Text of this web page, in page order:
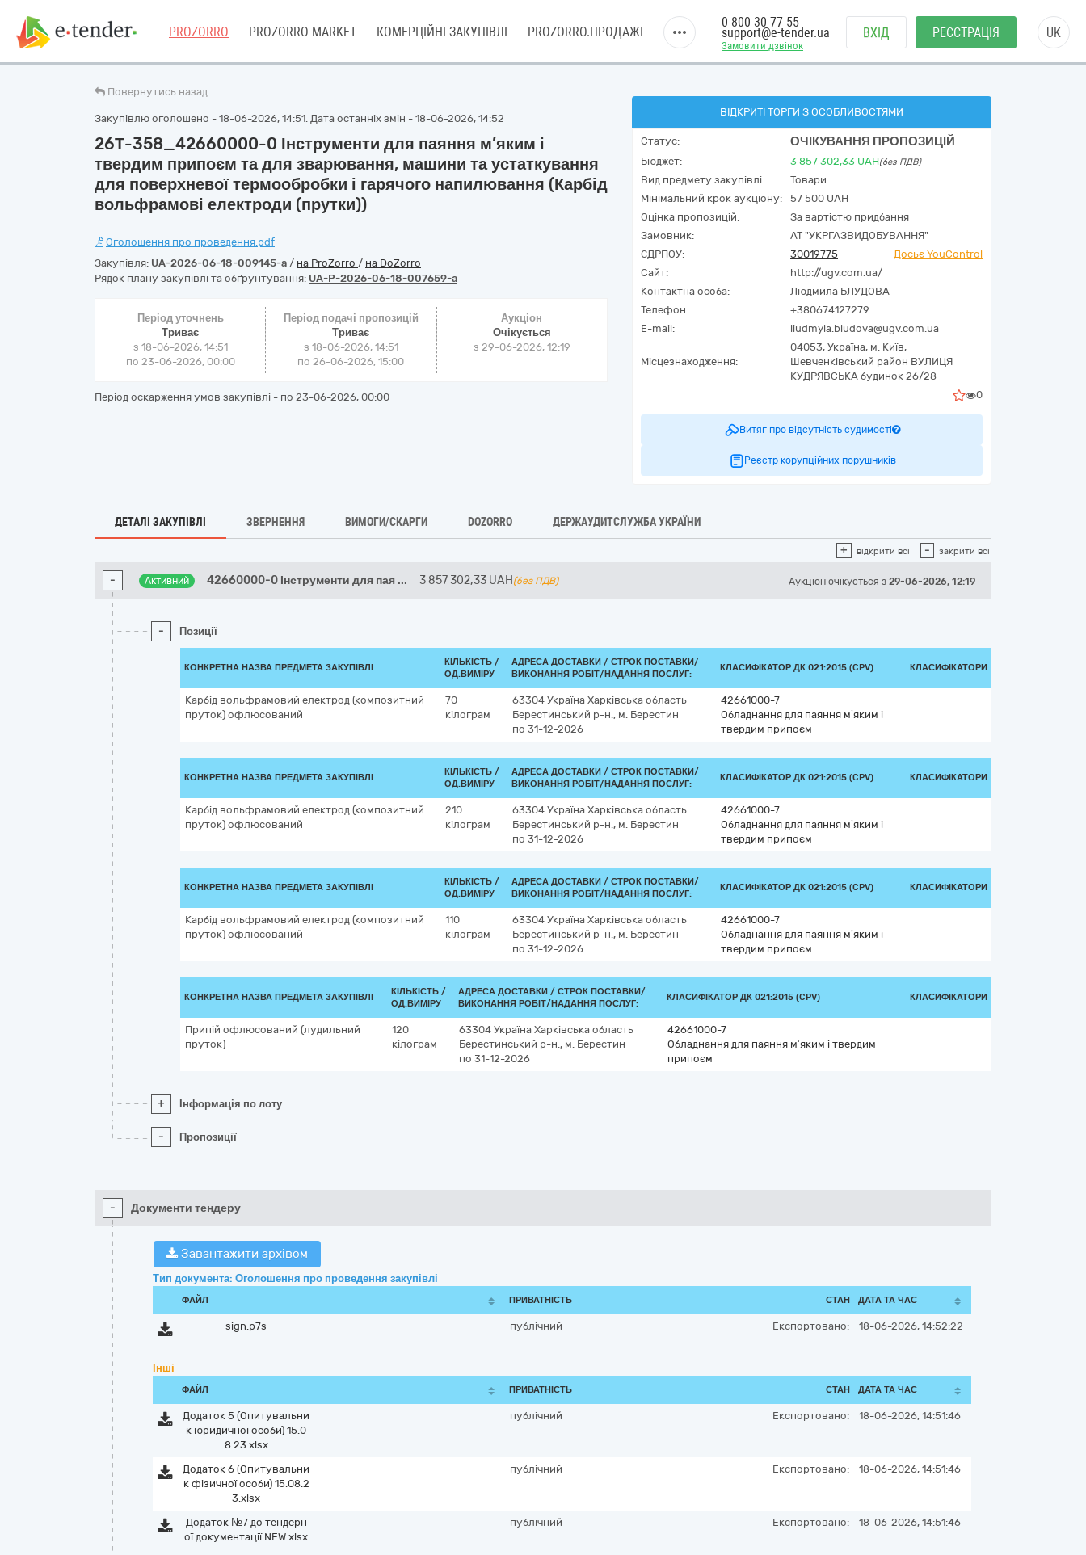
PROZORRO PROZORRO MARKET КОМЕРЦІЙНІ ЗАКУПІВЛІ PROZORRO.ПРОДАЖІ
Замовити дзвінок
0 800 30 77 55
support@e-tender.ua ВХІД РЕЄСТРАЦІЯ UK
Повернутись назад
Закупівлю оголошено - 18-06-2026, 14:51. Дата останніх змін - 18-06-2026, 14:52
26Т-358_42660000-0 Інструменти для паяння м’яким і
твердим припоєм та для зварювання, машини та устаткування
для поверхневої термообробки і гарячого напилювання (Карбід
вольфрамові електроди (прутки))
Оголошення про проведення.pdf
Закупівля: UA-2026-06-18-009145-a / на ProZorro / на DoZorro
Рядок плану закупівлі та обґрунтування: UA-P-2026-06-18-007659-a
Період уточнень
Триває
з 18-06-2026, 14:51
по 23-06-2026, 00:00
Період подачі пропозицій
Триває
з 18-06-2026, 14:51
по 26-06-2026, 15:00
Аукціон
Очікується
з 29-06-2026, 12:19
Період оскарження умов закупівлі - по 23-06-2026, 00:00
ВІДКРИТІ ТОРГИ З ОСОБЛИВОСТЯМИ
Статус: ОЧІКУВАННЯ ПРОПОЗИЦІЙ
Бюджет: 3 857 302,33 UAH(без ПДВ)
Вид предмету закупівлі:
Товари
Мінімальний крок аукціону:
57 500 UAH
Оцінка пропозицій:
За вартістю придбання
Замовник:
АТ "УКРГАЗВИДОБУВАННЯ"
ЄДРПОУ:
30019775
Досьє YouControl
Сайт:
http://ugv.com.ua/
Контактна особа:
Людмила БЛУДОВА
Телефон:
+380674127279
E-mail:
liudmyla.bludova@ugv.com.ua
Місцезнаходження:
04053, Україна, м. Київ,
Шевченківський район ВУЛИЦЯ
КУДРЯВСЬКА будинок 26/28
0
Витяг про відсутність судимості
Реєстр корупційних порушників
ДЕТАЛІ ЗАКУПІВЛІ ЗВЕРНЕННЯ ВИМОГИ/СКАРГИ DOZORRO ДЕРЖАУДИТСЛУЖБА УКРАЇНИ
+ відкрити всі - закрити всі
- Активний 42660000-0 Інструменти для пая ... 3 857 302,33 UAH (без ПДВ) Аукціон очікується з 29-06-2026, 12:19
- Позиції
КОНКРЕТНА НАЗВА ПРЕДМЕТА ЗАКУПІВЛІ
КІЛЬКІСТЬ /
ОД.ВИМІРУ
АДРЕСА ДОСТАВКИ / СТРОК ПОСТАВКИ/
ВИКОНАННЯ РОБІТ/НАДАННЯ ПОСЛУГ:
КЛАСИФІКАТОР ДК 021:2015 (CPV) КЛАСИФІКАТОРИ
Карбід вольфрамовий електрод (композитний
пруток) офлюсований
70
кілограм
63304 Україна Харківська область
Берестинський р-н., м. Берестин
по 31-12-2026
42661000-7
Обладнання для паяння м’яким і
твердим припоєм
КОНКРЕТНА НАЗВА ПРЕДМЕТА ЗАКУПІВЛІ
КІЛЬКІСТЬ /
ОД.ВИМІРУ
АДРЕСА ДОСТАВКИ / СТРОК ПОСТАВКИ/
ВИКОНАННЯ РОБІТ/НАДАННЯ ПОСЛУГ:
КЛАСИФІКАТОР ДК 021:2015 (CPV) КЛАСИФІКАТОРИ
Карбід вольфрамовий електрод (композитний
пруток) офлюсований
210
кілограм
63304 Україна Харківська область
Берестинський р-н., м. Берестин
по 31-12-2026
42661000-7
Обладнання для паяння м’яким і
твердим припоєм
КОНКРЕТНА НАЗВА ПРЕДМЕТА ЗАКУПІВЛІ
КІЛЬКІСТЬ /
ОД.ВИМІРУ
АДРЕСА ДОСТАВКИ / СТРОК ПОСТАВКИ/
ВИКОНАННЯ РОБІТ/НАДАННЯ ПОСЛУГ:
КЛАСИФІКАТОР ДК 021:2015 (CPV) КЛАСИФІКАТОРИ
Карбід вольфрамовий електрод (композитний
пруток) офлюсований
110
кілограм
63304 Україна Харківська область
Берестинський р-н., м. Берестин
по 31-12-2026
42661000-7
Обладнання для паяння м’яким і
твердим припоєм
КОНКРЕТНА НАЗВА ПРЕДМЕТА ЗАКУПІВЛІ
КІЛЬКІСТЬ /
ОД.ВИМІРУ
АДРЕСА ДОСТАВКИ / СТРОК ПОСТАВКИ/
ВИКОНАННЯ РОБІТ/НАДАННЯ ПОСЛУГ:
КЛАСИФІКАТОР ДК 021:2015 (CPV) КЛАСИФІКАТОРИ
Припій офлюсований (лудильний
пруток)
120
кілограм
63304 Україна Харківська область
Берестинський р-н., м. Берестин
по 31-12-2026
42661000-7
Обладнання для паяння м’яким і твердим
припоєм
+ Інформація по лоту
- Пропозиції
- Документи тендеру
Завантажити архівом
Тип документа: Оголошення про проведення закупівлі
ФАЙЛ ПРИВАТНІСТЬ СТАН ДАТА ТА ЧАС
sign.p7s публічний Експортовано: 18-06-2026, 14:52:22
Інші
ФАЙЛ ПРИВАТНІСТЬ СТАН ДАТА ТА ЧАС
Додаток 5 (Опитувальни
к юридичної особи) 15.0
8.23.xlsx
публічний Експортовано: 18-06-2026, 14:51:46
Додаток 6 (Опитувальни
к фізичної особи) 15.08.2
3.xlsx
публічний Експортовано: 18-06-2026, 14:51:46
Додаток №7 до тендерн
ої документації NEW.xlsx
публічний Експортовано: 18-06-2026, 14:51:46